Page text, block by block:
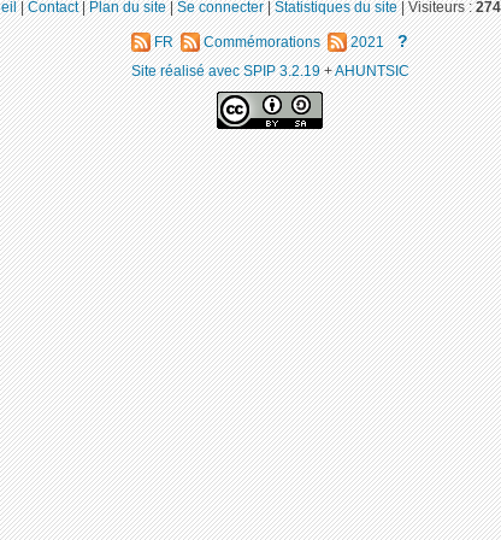
|Contact|Plan du site|Se connecter|Statistiques du site|Visiteurs :
FR Commémorations 2021 ?
Site réalisé avec SPIP 3.2.19+AHUNTSIC